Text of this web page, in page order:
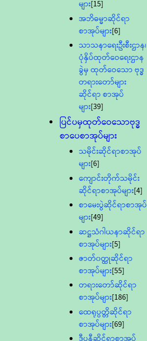
များ[15]
အဘိဓမ္မာဆိုင်ရာ
စာအုပ်များ[6]
သာသနာရေးဦးစီးဌာန၊
ပုံနှိပ်ထုတ်ဝေရေးဌာန
ခွဲမှ ထုတ်ဝေသော ဗုဒ္ဓ
တရားတော်များ
ဆိုင်ရာ စာအုပ်
များ[39]
ပြင်ပမှထုတ်ဝေသောဗုဒ္ဓ
စာပေစာအုပ်များ
သမိုင်းဆိုင်ရာစာအုပ်
များ[6]
ကျောင်းတိုက်သမိုင်း
ဆိုင်ရာစာအုပ်များ[4]
စာမေးပွဲဆိုင်ရာစာအုပ်
များ[49]
ဆဋ္ဌသံဂါယနာဆိုင်ရာ
စာအုပ်များ[5]
ဇာတ်၀တ္ထုဆိုင်ရာ
စာအုပ်များ[55]
တရားတော်ဆိုင်ရာ
စာအုပ်များ[186]
ထေရုပ္ပတ္တိဆိုင်ရာ
စာအုပ်များ[69]